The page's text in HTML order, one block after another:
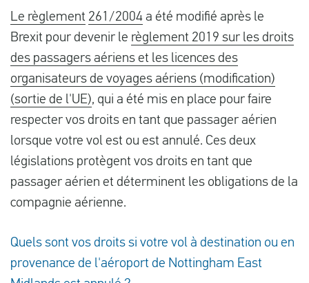
Le règlement 261/2004 a été modifié après le
Brexit pour devenir le règlement 2019 sur les droits
des passagers aériens et les licences des
organisateurs de voyages aériens (modification)
(sortie de l'UE), qui a été mis en place pour faire
respecter vos droits en tant que passager aérien
lorsque votre vol est ou est annulé. Ces deux
législations protègent vos droits en tant que
passager aérien et déterminent les obligations de la
compagnie aérienne.
Quels sont vos droits si votre vol à destination ou en
provenance de l'aéroport de Nottingham East